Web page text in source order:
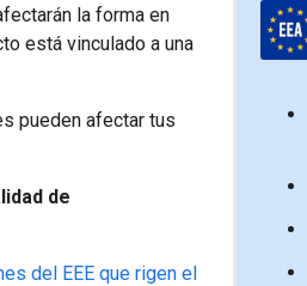
la forma en
está vinculado a una
pueden afectar tus
de
del EEE que rigen el